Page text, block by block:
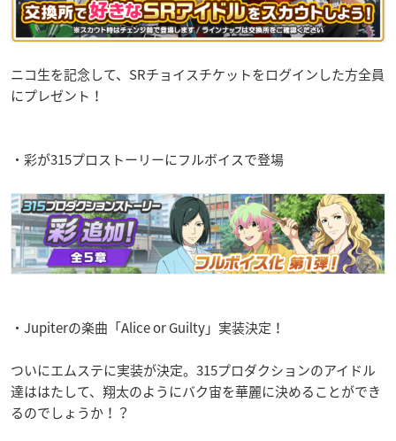
ニコ生を記念して、SRチョイスチケットをログインした方全員
にプレゼント！
・彩が315プロストーリーにフルボイスで登場
・Jupiterの楽曲「Alice or Guilty」実装決定！
ついにエムステに実装が決定。315プロダクションのアイドル
達ははたして、翔太のようにバク宙を華麗に決めることができ
るのでしょうか！？